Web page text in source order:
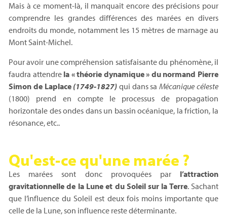
Mais à ce moment-là, il manquait encore des précisions pour
comprendre les grandes différences des marées en divers
endroits du monde, notamment les 15 mètres de marnage au
Mont Saint-Michel.
Pour avoir une compréhension satisfaisante du phénomène, il
faudra attendrela « théorie dynamique » du normand Pierre
Simon de Laplace (1749-1827) qui dans saMécanique céleste
(1800) prend en compte le processus de propagation
horizontale des ondes dans un bassin océanique, la friction, la
résonance, etc..
Qu'est-ce qu'une marée ?
Les marées sont donc provoquées par l’attraction
gravitationnelle de la Lune et du Soleil sur la Terre. Sachant
que l’influence du Soleil est deux fois moins importante que
celle de la Lune, son influence reste déterminante.